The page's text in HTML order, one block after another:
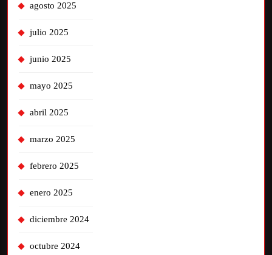
agosto 2025
julio 2025
junio 2025
mayo 2025
abril 2025
marzo 2025
febrero 2025
enero 2025
diciembre 2024
octubre 2024